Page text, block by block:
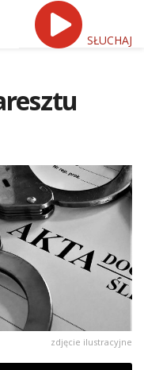
SŁUCHAJ
zdjęcie ilustracyjne